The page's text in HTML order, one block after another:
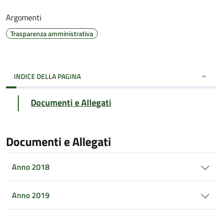
Argomenti
Trasparenza amministrativa
INDICE DELLA PAGINA
Documenti e Allegati
Documenti e Allegati
Anno 2018
Anno 2019